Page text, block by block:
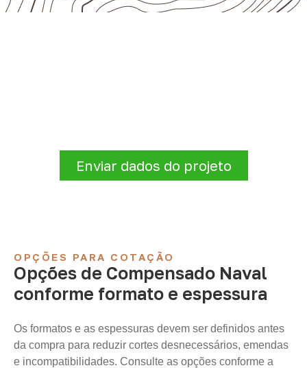
Enviar dados do projeto
OPÇÕES PARA COTAÇÃO
Opções de Compensado Naval
conforme formato e espessura
Os formatos e as espessuras devem ser definidos antes
da compra para reduzir cortes desnecessários, emendas
e incompatibilidades. Consulte as opções conforme a